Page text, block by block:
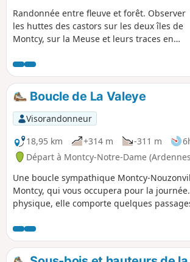
Randonnée entre fleuve et forêt. Observer
les huttes des castors sur les deux îles de
Montcy, sur la Meuse et leurs traces en
musée du linge. Autrefois, de nombreuses
maisons possédaient un lavoir et les
habitantes lavaient le linge des bourgeois
de Charleville. Montcy-Notre-Dame était
surnommée Montcy-les-Linges.
Boucle de La Valeye
Visorandonneur
18,95 km
+314 m -311 m
Départ à Montcy-Notre-Dame
Une boucle sympathique Montcy-
Montcy, qui vous occupera pour la
physique, elle comporte quelques
se trouvent à l'entrée de la Vallée de la
Quelques points de vue appréciables,
points de passage obligés vous amènent à